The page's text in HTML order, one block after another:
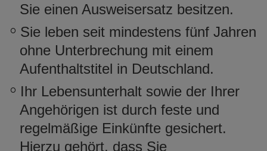
Sie einen Ausweisersatz besitzen.
Sie leben seit mindestens fünf Jahren
ohne Unterbrechung mit einem
Aufenthaltstitel in Deutschland.
Ihr Lebensunterhalt sowie der Ihrer
Angehörigen ist durch feste und
regelmäßige Einkünfte gesichert.
Hierzu gehört, dass Sie